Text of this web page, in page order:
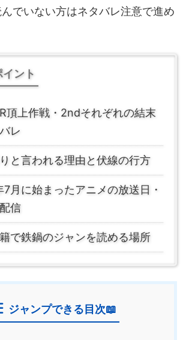
でいない方はネタバレ注意で進め
ント
頂上作戦・2ndそれぞれの結末
レ
と言われる理由と伏線の行方
月に始まったアニメの放送日・
信
で鉄鍋のジャンを読める場所
ジャンプできる目次📖